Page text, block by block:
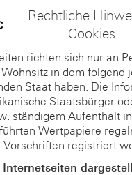
Rechtliche
Cookies
richten sich nur an
in dem folgend
Staat haben. Die
Staatsbürger
ständigem Aufenthalt
Wertpapiere
Vorschriften registriert